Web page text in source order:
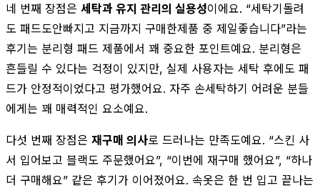
네 번째 장점은 세탁과 유지 관리의 실용성이에요. “세탁기돌려
도 패드도안빠지고 지금까지 구매한제품 중 제일좋습니다”라는
후기는 분리형 패드 제품에서 꽤 중요한 포인트예요. 분리형은
흔들릴 수 있다는 걱정이 있지만, 실제 사용자는 세탁 후에도 패
드가 안정적이었다고 평가했어요. 자주 손세탁하기 어려운 분들
에게는 꽤 매력적인 요소예요.
다섯 번째 장점은 재구매 의사로 드러나는 만족도예요. “스킨 사
서 입어보고 블랙도 주문했어요”, “이번에 재구매 했어요”, “하나
더 구매해요” 같은 후기가 이어졌어요. 속옷은 한 번 입고 끝나는